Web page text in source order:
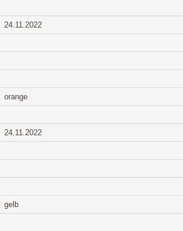
24.11.2022
orange
24.11.2022
gelb